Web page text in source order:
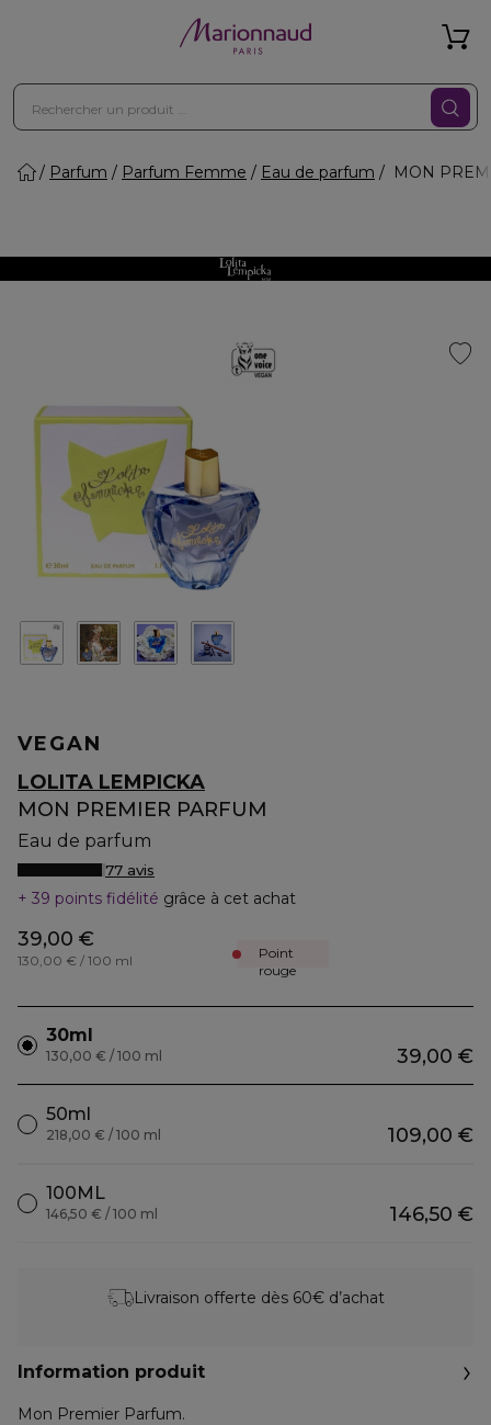
Parfum Parfum Femme Eau de parfum MON
VEGAN
LOLITA LEMPICKA
MON PREMIER PARFUM
Eau de parfum
77 avis
39 points fidélité grâce à cet achat
39,00 €
130,00 € / 100 ml
Point
rouge
30ml
39,00 €
130,00 € / 100 ml
50ml
109,00 €
218,00 € / 100 ml
100ML
146,50 €
146,50 € / 100 ml
Livraison offerte dès 60€ d’achat
Information produit
Mon Premier Parfum.